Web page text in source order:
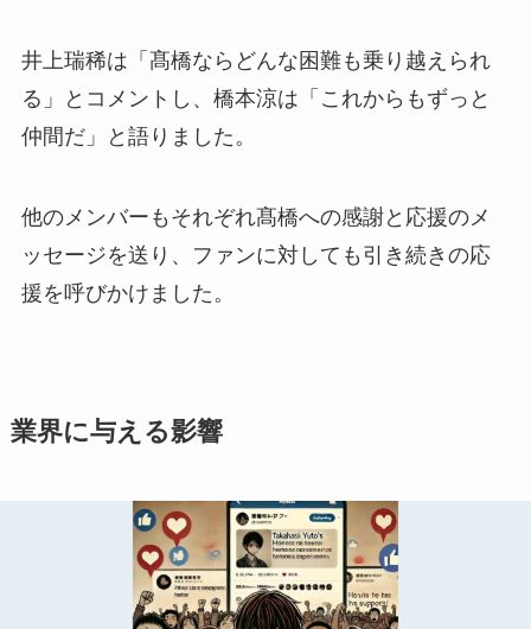
井上瑞稀は「髙橋ならどんな困難も乗り越えられ
る」とコメントし、橋本涼は「これからもずっと
仲間だ」と語りました。
他のメンバーもそれぞれ髙橋への感謝と応援のメ
ッセージを送り、ファンに対しても引き続きの応
援を呼びかけました。
業界に与える影響